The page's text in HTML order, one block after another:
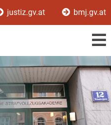
justiz.gv.at bmj.gv.at